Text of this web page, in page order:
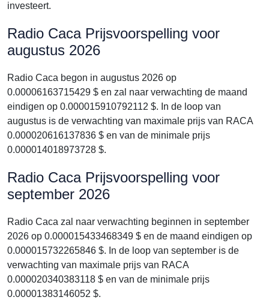
investeert.
Radio Caca Prijsvoorspelling voor
augustus 2026
Radio Caca begon in augustus 2026 op
0.00006163715429 $ en zal naar verwachting de maand
eindigen op 0.000015910792112 $. In de loop van
augustus is de verwachting van maximale prijs van RACA
0.000020616137836 $ en van de minimale prijs
0.000014018973728 $.
Radio Caca Prijsvoorspelling voor
september 2026
Radio Caca zal naar verwachting beginnen in september
2026 op 0.000015433468349 $ en de maand eindigen op
0.000015732265846 $. In de loop van september is de
verwachting van maximale prijs van RACA
0.000020340383118 $ en van de minimale prijs
0.00001383146052 $.